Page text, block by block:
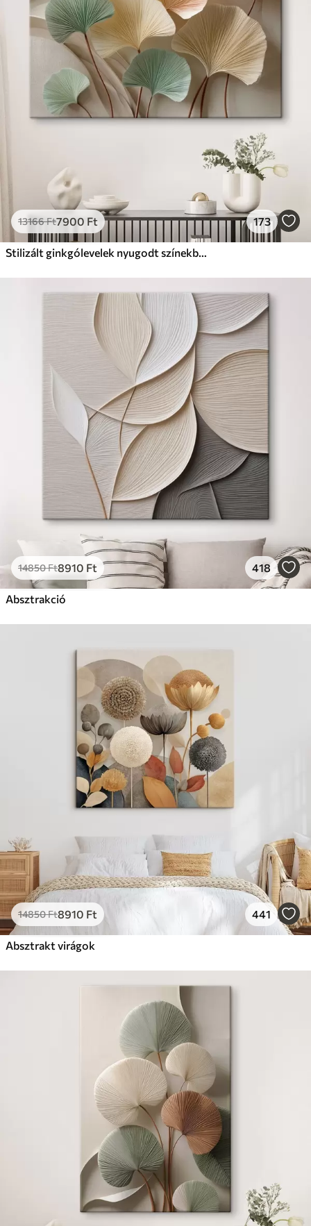
✗Környezetbarát anyag
Prémium
Ft
Élénk, gazdag színek
Fakulásálló
✓Biztonságos, szagtalan tinta
Eco-Prémium
Tól12405Ft
✓Élénk, gazdag színek
✓Fakulásálló
Környezetbarát anyag
13166Ft7900 Ft 173
Stilizált ginkgólevelek nyugodt színekben
14850Ft8910 Ft 418
Absztrakció
14850Ft8910 Ft 441
Absztrakt virágok